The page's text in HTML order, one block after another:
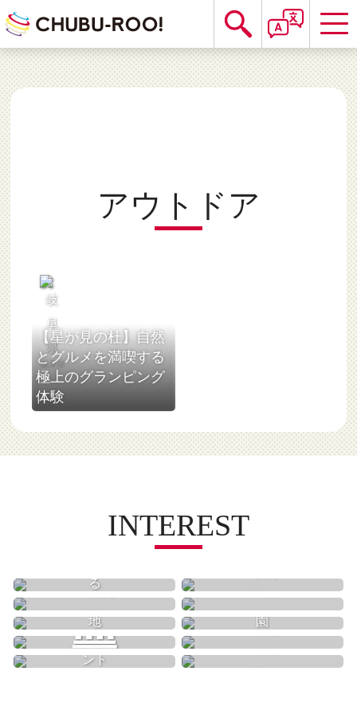
アウトドア
岐阜県
【星が見の杜】自然
とグルメを満喫する
極上のグランピング
体験
INTEREST
食べる
買う
歴史
自然
遊園地
動物園
美術館
体験